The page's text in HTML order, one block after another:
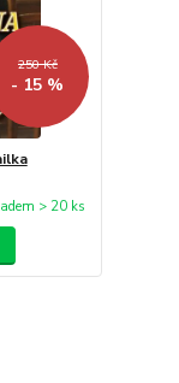
250 Kč
- 15 %
> 20 ks